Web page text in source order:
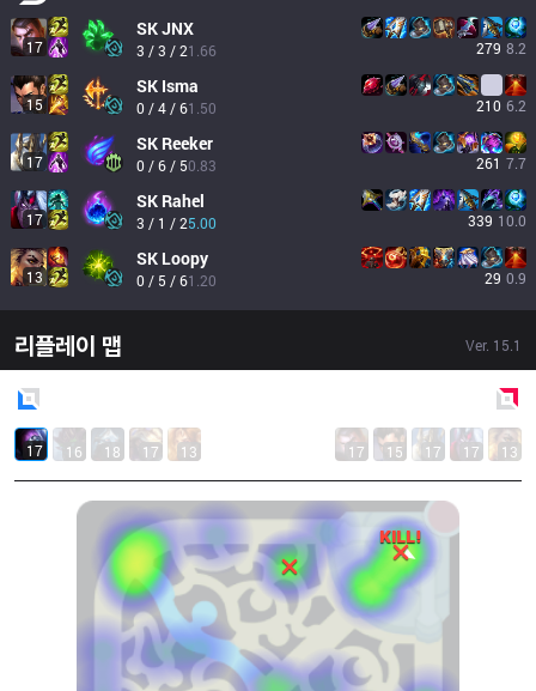
17
SKJNX
3 / 3 / 21.66 279 8.2
15
SK Isma
0 / 4 / 61.50 210 6.2
17
SK Reeker
0 / 6 / 50.83 261 7.7
17
SK Rahel
3 / 1 / 25.00 339 10.0
13
SK Loopy
0 / 5 / 61.20 29 0.9
리플레이 맵 Ver. 15.1
17 16 18 17 13 17 15 17 17 13